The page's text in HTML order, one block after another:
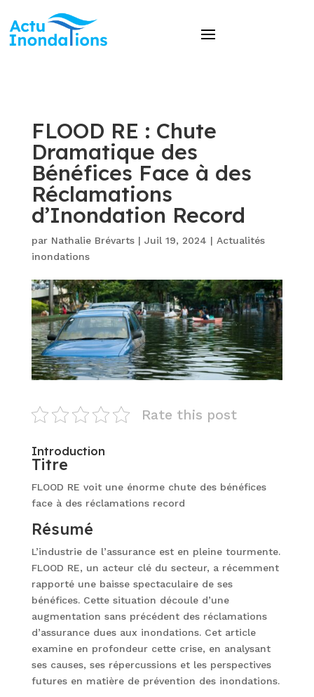
FLOOD RE : Chute
Dramatique des
Bénéfices Face à des
Réclamations
d’Inondation Record
par Nathalie Brévarts| Juil 19, 2024 | Actualités
inondations
Rate this post
Introduction
Titre
FLOOD RE voit une énorme chute des bénéfices
face à des réclamations record
Résumé
L’industrie de l’assurance est en pleine tourmente.
FLOOD RE, un acteur clé du secteur, a récemment
rapporté une baisse spectaculaire de ses
bénéfices. Cette situation découle d’une
augmentation sans précédent des réclamations
d’assurance dues aux inondations. Cet article
examine en profondeur cette crise, en analysant
ses causes, ses répercussions et les perspectives
futures en matière de prévention des inondations.